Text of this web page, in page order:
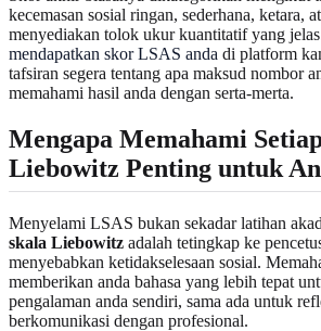
kecemasan sosial ringan, sederhana, ketara,
menyediakan tolok ukur kuantitatif yang
mendapatkan skor LSAS anda di platform
tafsiran segera tentang apa maksud nombor
memahami hasil anda dengan serta-merta.
Mengapa Memahami
Liebowitz Penting untuk
Menyelami LSAS bukan sekadar latihan
skala Liebowitz adalah tetingkap ke
menyebabkan ketidakselesaan sosial.
memberikan anda bahasa yang lebih tepat
pengalaman anda sendiri, sama ada untuk
berkomunikasi dengan profesional.